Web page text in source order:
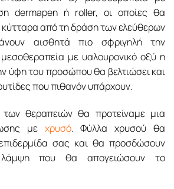
dermapen ή roller, οι οποίες θα
από τη δράση των ελεύθερων
αισθητά πιο σφριγηλή την
με υαλουρονικό οξύ η
ύφη του προσώπου θα βελτιώσει και
που πιθανόν υπάρχουν.
θεραπειών θα προτείναμε μια
μεχρυσό. Φύλλα χρυσού θα
σας και θα προσδώσουν
που θα απογειώσουν το